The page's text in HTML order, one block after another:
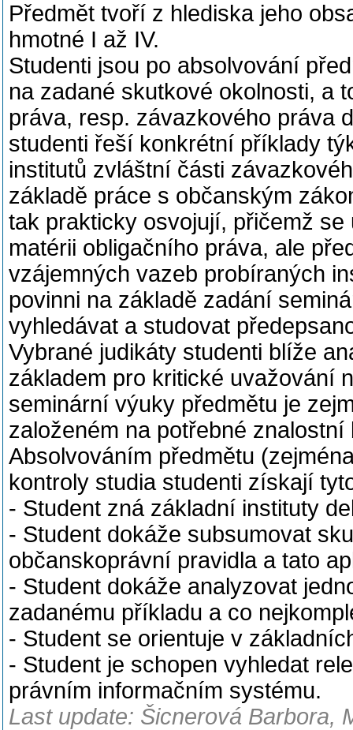
Předmět tvoří z hlediska jeho
hmotné I až IV.
Studenti jsou po absolvování
na zadané skutkové okolnosti, a
práva, resp. závazkového práva
studenti řeší konkrétní příklady
institutů zvláštní části
základě práce s občanským
tak prakticky osvojují, přičemž
matérii obligačního práva, ale
vzájemných vazeb probíraných
povinni na základě zadání
vyhledávat a studovat
Vybrané judikáty studenti blíže
základem pro kritické uvažování
seminární výuky předmětu je
založeném na potřebné
Absolvováním předmětu
kontroly studia studenti získají
- Student zná základní instituty
- Student dokáže subsumovat
občanskoprávní pravidla a tato
- Student dokáže analyzovat
zadanému příkladu a co
- Student se orientuje v
- Student je schopen vyhledat
právním informačním systému.
Last update: Šicnerová Barbora,